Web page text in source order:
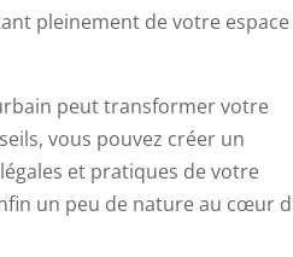
pleinement de votre espace
peut transformer votre
vous pouvez créer un
et pratiques de votre
un peu de nature au cœur